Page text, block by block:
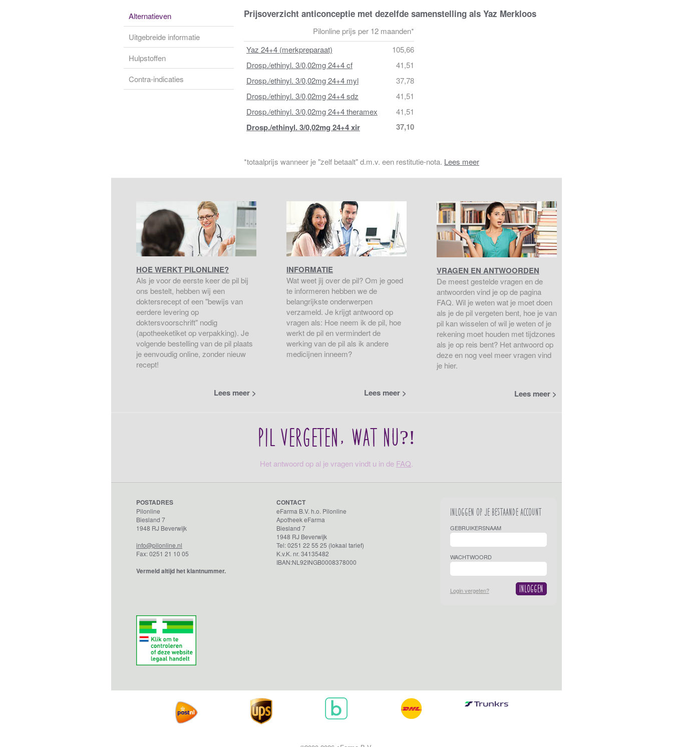
Alternatieven
Uitgebreide informatie
Hulpstoffen
Contra-indicaties
Prijsoverzicht anticonceptie met dezelfde samenstelling als Yaz Merkloos
Pilonline prijs per 12 maanden*
Yaz 24+4 (merkpreparaat)
105,66
Drosp./ethinyl. 3/0,02mg 24+4 cf
41,51
Drosp./ethinyl. 3/0,02mg 24+4 myl
37,78
Drosp./ethinyl. 3/0,02mg 24+4 sdz
41,51
Drosp./ethinyl. 3/0,02mg 24+4 theramex
41,51
Drosp./ethinyl. 3/0,02mg 24+4 xir 37,10
*totaalprijs wanneer je "zelf betaalt" d.m.v. een restitutie-nota. Lees meer
HOE WERKT PILONLINE?
Als je voor de eerste keer de pil bij
ons bestelt, hebben wij een
doktersrecept of een "bewijs van
eerdere levering op
doktersvoorschrift" nodig
(apotheeketiket op verpakking). Je
volgende bestelling van de pil plaats
je eenvoudig online, zonder nieuw
recept!
Lees meer
INFORMATIE
Wat weet jij over de pil? Om je goed
te informeren hebben we de
belangrijkste onderwerpen
verzameld. Je krijgt antwoord op
vragen als: Hoe neem ik de pil, hoe
werkt de pil en vermindert de
werking van de pil als ik andere
medicijnen inneem?
Lees meer
VRAGEN EN ANTWOORDEN
De meest gestelde vragen en de
antwoorden vind je op de pagina
FAQ. Wil je weten wat je moet doen
als je de pil vergeten bent, hoe je van
pil kan wisselen of wil je weten of je
rekening moet houden met tijdzones
als je op reis bent? Het antwoord op
deze en nog veel meer vragen vind
je hier.
Lees meer
Pil vergeten, wat nu?!
Het antwoord op al je vragen vindt u in de FAQ.
POSTADRES
Pilonline
Biesland 7
1948 RJ Beverwijk
info@pilonline.nl
Fax: 0251 21 10 05
Vermeld altijd het klantnummer.
CONTACT
eFarma B.V. h.o. Pilonline
Apotheek eFarma
Biesland 7
1948 RJ Beverwijk
Tel: 0251 22 55 25 (lokaal tarief)
K.v.K. nr. 34135482
IBAN:NL92INGB0008378000
Inloggen op je bestaande account
GEBRUIKERSNAAM
WACHTWOORD
Login vergeten?